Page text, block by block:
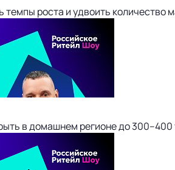
роста и удвоить количество
в домашнем регионе до 300–400